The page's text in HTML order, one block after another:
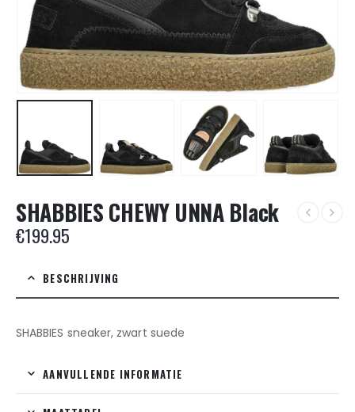
SHABBIES CHEWY UNNA Black
€199.95
BESCHRIJVING
SHABBIES sneaker, zwart suede
AANVULLENDE INFORMATIE